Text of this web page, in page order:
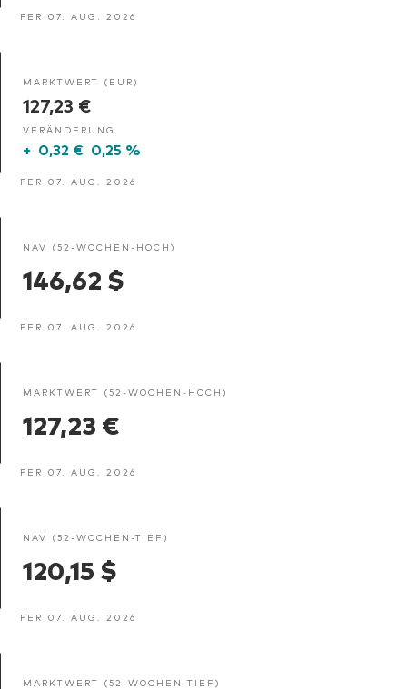
PER 07. AUG. 2026
MARKTWERT (EUR)
127,23 €
VERÄNDERUNG
+ 0,32 € 0,25 %
PER 07. AUG. 2026
NAV (52-WOCHEN-HOCH)
146,62 $
PER 07. AUG. 2026
MARKTWERT (52-WOCHEN-HOCH)
127,23 €
PER 07. AUG. 2026
NAV (52-WOCHEN-TIEF)
120,15 $
PER 07. AUG. 2026
MARKTWERT (52-WOCHEN-TIEF)